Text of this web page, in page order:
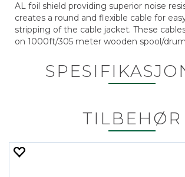
AL foil shield providing superior noise
creates a round and flexible cable for
stripping of the cable jacket. These
on 1000ft/305 meter wooden spool/
TILBEHØR